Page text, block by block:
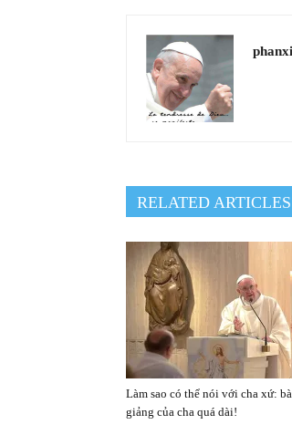
RELATED ARTICLES
Làm sao có thể nói với cha xứ:
giảng của cha quá dài!